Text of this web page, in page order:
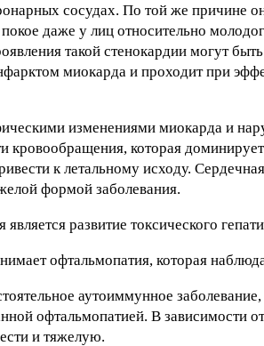
сосудах. По той же причине
даже у лиц относительно
такой стенокардии могут
миокарда и проходит при
изменениями миокарда и
кровообращения, которая
к летальному исходу.
формой заболевания.
развитие токсического
офтальмопатия, которая
аутоиммунное заболевание,
офтальмопатией. В зависимости
и тяжелую.